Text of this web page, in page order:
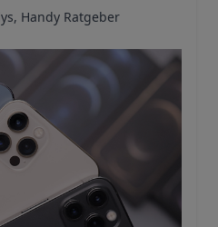
, Handy Ratgeber